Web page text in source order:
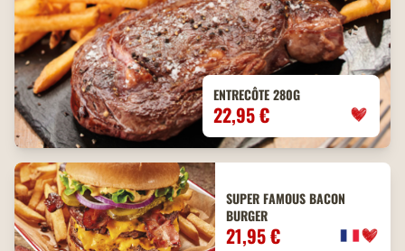
ENTRECÔTE 280G
22,95 €
SUPER FAMOUS BACON
BURGER
21,95 €